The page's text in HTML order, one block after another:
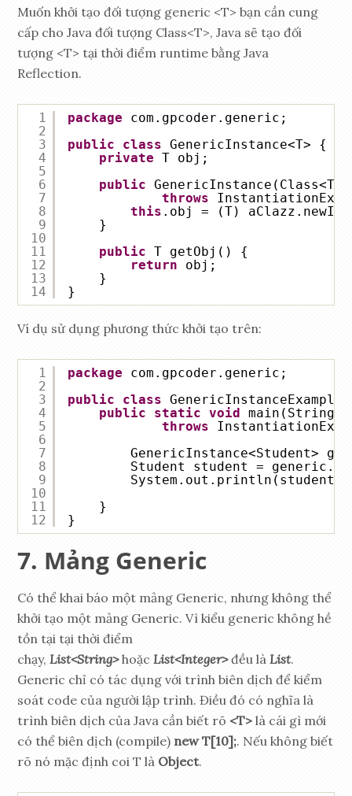
Muốn khởi tạo đối tượng generic <T> bạn cần cung
cấp cho Java đối tượng Class<T>, Java sẽ tạo đối
tượng <T> tại thời điểm runtime bằng Java
Reflection.
1
2
3
4
5
6
7
8
9
10
11
12
13
14
package
com.gpcoder.generic;
public
class GenericInstance<T> {
private T obj;
public
throws
this .obj = (T)
}
public T getObj() {
return
obj;
}
}
Ví dụ sử dụng phương thức khởi tạo trên:
1
2
3
4
5
6
7
8
9
10
11
12
package
com.gpcoder.generic;
public
class GenericInstanceExample
public
static void
throws
GenericInstance<Student>
Student student =
System.out.println(student);
}
}
Mảng Generic
Có thể khai báo một mảng Generic, nhưng không thể
khởi tạo một mảng Generic. Vì kiểu generic không hề
tồn tại tại thời điểm
chạy, List<String>hoặc List<Integer>đều là List.
Generic chỉ có tác dụng với trình biên dịch để kiểm
soát code của người lập trình. Điều đó có nghĩa là
trình biên dịch của Java cần biết rõ <T> là cái gì mới
có thể biên dịch (compile) new T[10];. Nếu không biết
rõ nó mặc định coi T là Object.